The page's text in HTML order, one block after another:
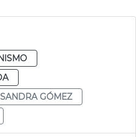
SANDRA GÓMEZ